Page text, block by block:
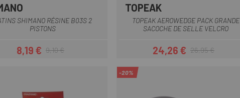
SHIMANO RÉSINE B03S 2
PISTONS
Prix
8,19 €Prix habituel
9,10 €
TOPEAK
TOPEAK AEROWEDGE PACK GRANDE
SACOCHE DE SELLE VELCRO
Prix
24,26 €Prix habituel
26,95 €
-20%